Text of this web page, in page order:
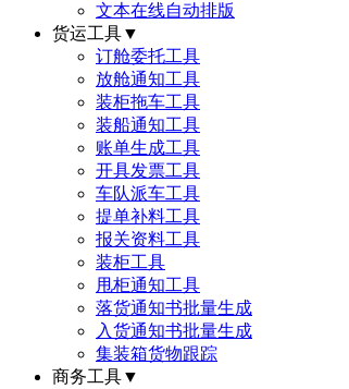
文本在线自动排版
货运工具▼
订舱委托工具
放舱通知工具
装柜拖车工具
装船通知工具
账单生成工具
开具发票工具
车队派车工具
提单补料工具
报关资料工具
装柜工具
甩柜通知工具
落货通知书批量生成
入货通知书批量生成
集装箱货物跟踪
商务工具▼